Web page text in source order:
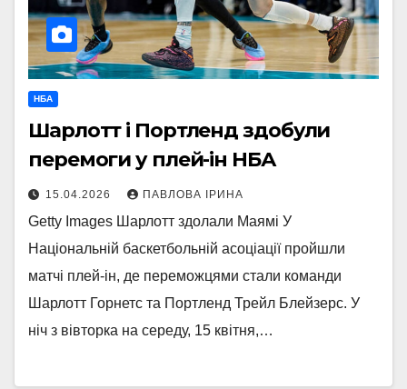
НБА
Шарлотт і Портленд здобули
перемоги у плей-ін НБА
15.04.2026 ПАВЛОВА ІРИНА
Getty Images Шарлотт здолали Маямі У
Національній баскетбольній асоціації пройшли
матчі плей-ін, де переможцями стали команди
Шарлотт Горнетс та Портленд Трейл Блейзерс. У
ніч з вівторка на середу, 15 квітня,…